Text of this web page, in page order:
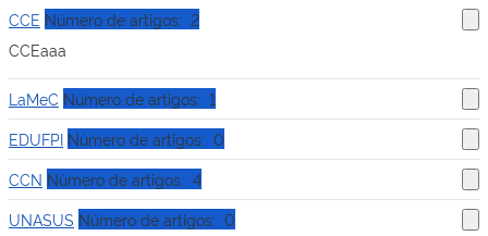
CCE Número de artigos: 2
CCEaaa
LaMeC Número de artigos: 1
EDUFPI Número de artigos: 0
CCN Número de artigos: 4
UNASUS Número de artigos: 0